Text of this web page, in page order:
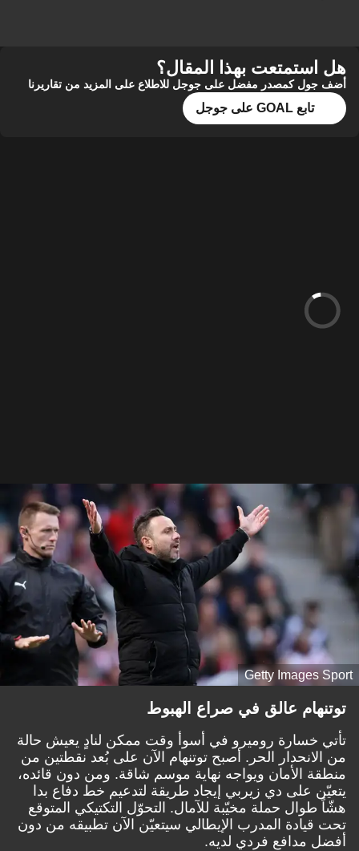
هل استمتعت بهذا المقال؟
أضف جول كمصدر مفضل على جوجل للاطلاع على المزيد من تقاريرنا
تابع GOAL على جوجل
Getty Images Sport
توتنهام عالق في صراع الهبوط
تأتي خسارة روميرو في أسوأ وقت ممكن لنادٍ يعيش حالة
من الانحدار الحر. أصبح توتنهام الآن على بُعد نقطتين من
منطقة الأمان ويواجه نهاية موسم شاقة. ومن دون قائده،
يتعيّن على دي زيربي إيجاد طريقة لتدعيم خط دفاع بدا
هشّاً طوال حملة مخيّبة للآمال. التحوّل التكتيكي المتوقع
تحت قيادة المدرب الإيطالي سيتعيّن الآن تطبيقه من دون
أفضل مدافع فردي لديه.